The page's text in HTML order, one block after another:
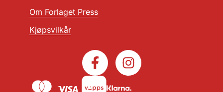
Om Forlaget Press
Kjøpsvilkår